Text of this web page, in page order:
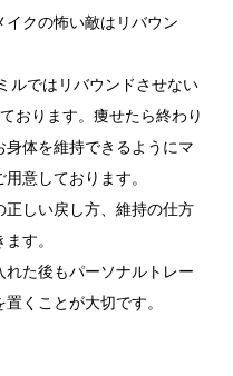
イクの怖い敵はリバウン
ルではリバウンドさせない
おります。痩せたら終わり
体を維持できるようにマ
意しております。
正しい戻し方、維持の仕方
す。
た後もパーソナルトレー
くことが大切です。